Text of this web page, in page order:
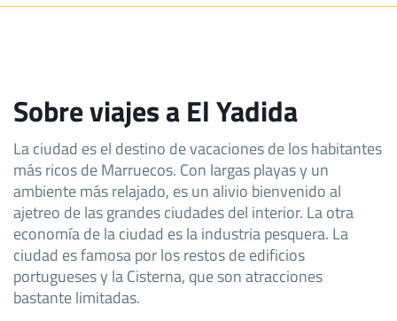
Sobre viajes a El Yadida
La ciudad es el destino de vacaciones de los habitantes
más ricos de Marruecos. Con largas playas y un
ambiente más relajado, es un alivio bienvenido al
ajetreo de las grandes ciudades del interior. La otra
economía de la ciudad es la industria pesquera. La
ciudad es famosa por los restos de edificios
portugueses y la Cisterna, que son atracciones
bastante limitadas.